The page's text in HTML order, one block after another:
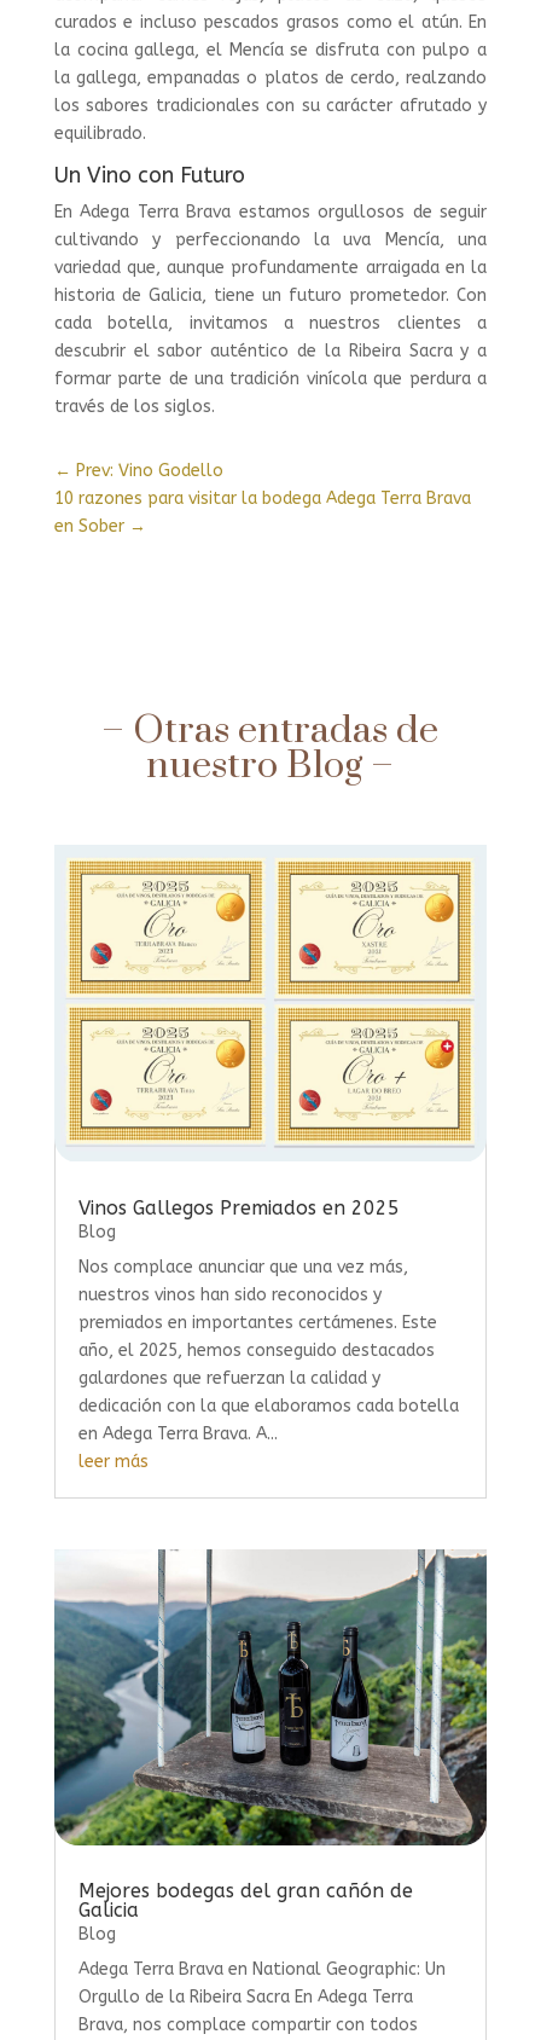
curados e incluso pescados grasos como el atún. En
la cocina gallega, el Mencía se disfruta con pulpo a
la gallega, empanadas o platos de cerdo, realzando
los sabores tradicionales con su carácter afrutado y
equilibrado.
Un Vino con Futuro
En Adega Terra Brava estamos orgullosos de seguir
cultivando y perfeccionando la uva Mencía, una
variedad que, aunque profundamente arraigada en la
historia de Galicia, tiene un futuro prometedor. Con
cada botella, invitamos a nuestros clientes a
descubrir el sabor auténtico de la Ribeira Sacra y a
formar parte de una tradición vinícola que perdura a
través de los siglos.
← Prev: Vino Godello
10 razones para visitar la bodega Adega Terra Brava
en Sober→
– Otras entradas de
nuestro Blog –
Vinos Gallegos Premiados en 2025
Blog
Nos complace anunciar que una vez más,
nuestros vinos han sido reconocidos y
premiados en importantes certámenes. Este
año, el 2025, hemos conseguido destacados
galardones que refuerzan la calidad y
dedicación con la que elaboramos cada botella
en Adega Terra Brava. A...
leer más
Mejores bodegas del gran cañón de
Galicia
Blog
Adega Terra Brava en National Geographic: Un
Orgullo de la Ribeira Sacra En Adega Terra
Brava, nos complace compartir con todos